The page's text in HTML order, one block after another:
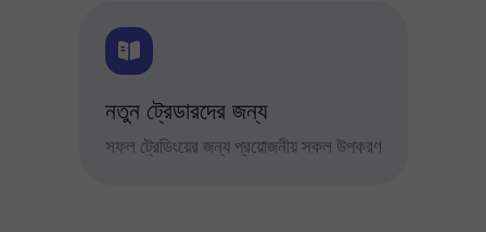
নতুন ট্রেডারদের জন্য
সফল ট্রেডিংয়ের জন্য প্রয়োজনীয় সকল উপকরণ